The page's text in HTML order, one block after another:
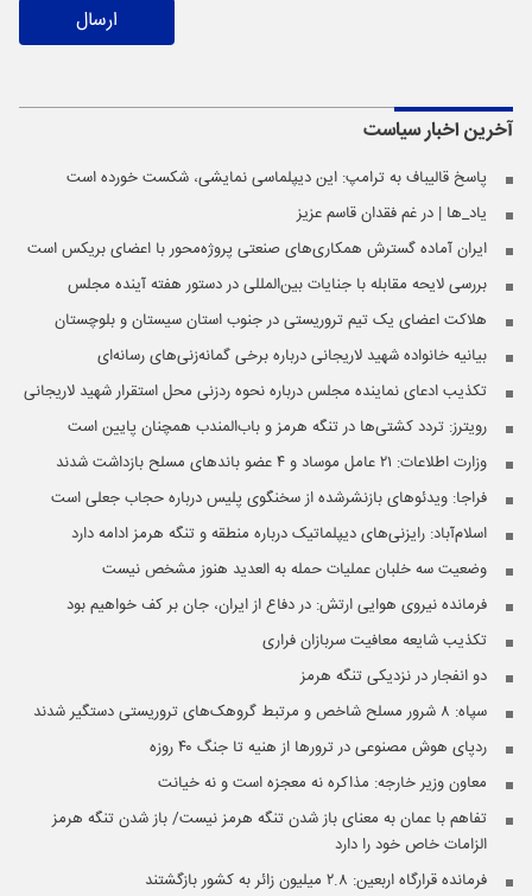
ارسال
آخرین اخبارسیاست
پاسخ قالیباف به ترامپ: این دیپلماسی نمایشی، شکست خورده است
یاد_ها | در غم فقدان قاسم عزیز
ایران آماده گسترش همکاری‌های صنعتی پروژه‌محور با اعضای بریکس است
بررسی لایحه مقابله با جنایات بین‌المللی در دستور هفته آینده مجلس
هلاکت اعضای یک تیم تروریستی در جنوب استان سیستان و بلوچستان
بیانیه خانواده شهید لاریجانی درباره برخی گمانه‌زنی‌های رسانه‌ای
تکذیب ادعای نماینده مجلس درباره نحوه ردزنی محل استقرار شهید لاریجانی
رویترز: تردد کشتی‌ها در تنگه هرمز و باب‌المندب همچنان پایین است
وزارت اطلاعات: ۲۱ عامل موساد و ۴ عضو باندهای مسلح بازداشت شدند
فراجا: ویدئوهای بازنشرشده از سخنگوی پلیس درباره حجاب جعلی است
اسلام‌آباد: رایزنی‌های دیپلماتیک درباره منطقه و تنگه هرمز ادامه دارد
وضعیت سه خلبان عملیات حمله به العدید هنوز مشخص نیست
فرمانده نیروی هوایی ارتش: در دفاع از ایران، جان بر کف خواهیم بود
تکذیب شایعه معافیت سربازان فراری
دو انفجار در نزدیکی تنگه هرمز
سپاه: ۸ شرور مسلح شاخص و مرتبط گروهک‌های تروریستی دستگیر شدند
ردپای هوش مصنوعی در ترورها از هنیه تا جنگ ۴۰ روزه
معاون وزیر خارجه: مذاکره نه معجزه است و نه خیانت
تفاهم با عمان به معنای باز شدن تنگه هرمز نیست/ باز شدن تنگه هرمز
الزامات خاص خود را دارد
فرمانده قرارگاه اربعین: ۲.۸ میلیون زائر به کشور بازگشتند